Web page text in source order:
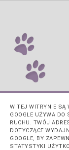
W TEJ WITRYNIE SĄ
GOOGLE UŻYWA DO
RUCHU. TWÓJ
DOTYCZĄCE
GOOGLE, BY
STATYSTYKI